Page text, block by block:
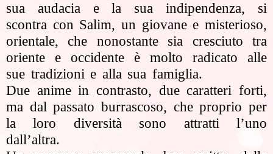
sua audacia e la sua indipendenza, si
scontra con Salim, un giovane e misterioso,
orientale, che nonostante sia cresciuto tra
oriente e occidente è molto radicato alle
sue tradizioni e alla sua famiglia.
Due anime in contrasto, due caratteri forti,
ma dal passato burrascoso, che proprio per
la loro diversità sono attratti l’uno
dall’altra.